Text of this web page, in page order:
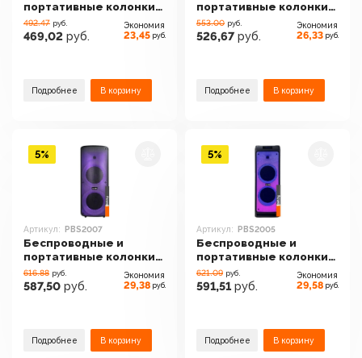
портативные колонки
BQ PBS3004
492.47 руб.
469,02 руб.
Экономия
23,45 руб.
Подробнее В корзину
портативные колонки
BQ PBS3003
553.00 руб.
526,67 руб.
Экономия
26,33 руб.
Подробнее В корзину
Артикул: PBS2007
Беспроводные и
портативные колонки
BQ PBS2007
616.88 руб.
587,50 руб.
Экономия
29,38 руб.
Подробнее В корзину
5%
Артикул: PBS2005
Беспроводные и
портативные колонки
BQ PBS2005
621.09 руб.
591,51 руб.
Экономия
29,58 руб.
Подробнее В корзину
5%